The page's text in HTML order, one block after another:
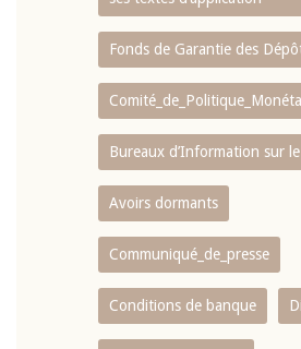
Fonds de Garantie des
Bureaux d’Information sur
Avoirs dormants
Communiqué_de_presse
Conditions de banque